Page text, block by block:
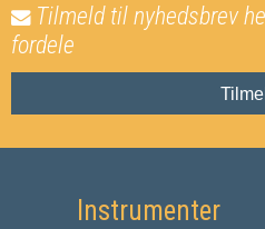
Tilmeld til nyhedsbrev
fordele
Instrumenter